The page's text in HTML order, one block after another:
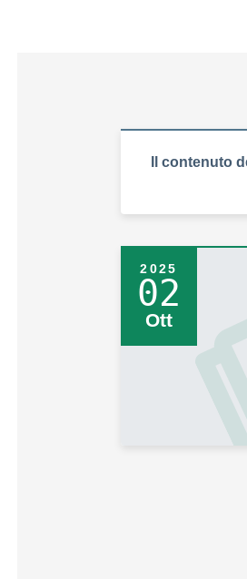
Il contenuto
2025
02
Ott